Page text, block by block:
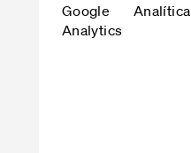
Google
Analytics
Analítica